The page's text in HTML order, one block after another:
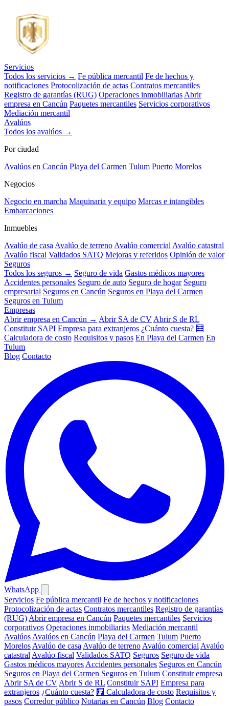
Servicios
Todos los servicios → Fe pública mercantil Fe de hechos y
notificaciones Protocolización de actas Contratos mercantiles
Registro de garantías (RUG) Operaciones inmobiliarias Abrir
empresa en Cancún Paquetes mercantiles Servicios corporativos
Mediación mercantil
Avalúos
Todos los avalúos →
Por ciudad
Avalúos en Cancún Playa del Carmen Tulum Puerto Morelos
Negocios
Negocio en marcha Maquinaria y equipo Marcas e intangibles
Embarcaciones
Inmuebles
Avalúo de casa Avalúo de terreno Avalúo comercial Avalúo catastral
Avalúo fiscal Validados SATQ Mejoras y referidos Opinión de valor
Seguros
Todos los seguros → Seguro de vida Gastos médicos mayores
Accidentes personales Seguro de auto Seguro de hogar Seguro
empresarial Seguros en Cancún Seguros en Playa del Carmen
Seguros en Tulum
Empresas
Abrir empresa en Cancún → Abrir SA de CV Abrir S de RL
Constituir SAPI Empresa para extranjeros ¿Cuánto cuesta? 🧮
Calculadora de costo Requisitos y pasos En Playa del Carmen En
Tulum
Blog Contacto
WhatsApp
Servicios Fe pública mercantil Fe de hechos y notificaciones
Protocolización de actas Contratos mercantiles Registro de garantías
(RUG) Abrir empresa en Cancún Paquetes mercantiles Servicios
corporativos Operaciones inmobiliarias Mediación mercantil
Avalúos Avalúos en Cancún Playa del Carmen Tulum Puerto
Morelos Avalúo de casa Avalúo de terreno Avalúo comercial Avalúo
catastral Avalúo fiscal Validados SATQ Seguros Seguro de vida
Gastos médicos mayores Accidentes personales Seguros en Cancún
Seguros en Playa del Carmen Seguros en Tulum Constituir empresa
Abrir SA de CV Abrir S de RL Constituir SAPI Empresa para
extranjeros ¿Cuánto cuesta? 🧮 Calculadora de costo Requisitos y
pasos Corredor público Notarías en Cancún Blog Contacto